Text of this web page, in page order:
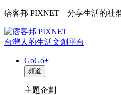
痞客邦 PIXNET – 分享生活的社
台灣人的生活文創平台
GoGo+
頻道
主題企劃